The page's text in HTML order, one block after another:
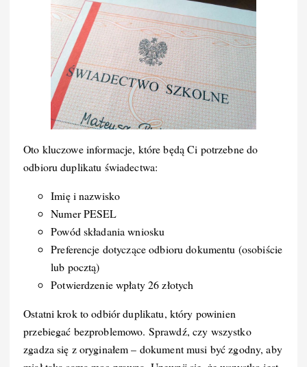
Oto kluczowe informacje, które będą Ci potrzebne do
odbioru duplikatu świadectwa:
Imię i nazwisko
Numer PESEL
Powód składania wniosku
Preferencje dotyczące odbioru dokumentu (osobiście
lub pocztą)
Potwierdzenie wpłaty 26 złotych
Ostatni krok to odbiór duplikatu, który powinien
przebiegać bezproblemowo. Sprawdź, czy wszystko
zgadza się z oryginałem – dokument musi być zgodny, aby